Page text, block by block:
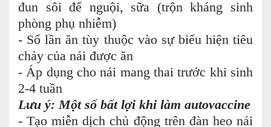
đun sôi để nguội, sữa (trộn kháng sinh
phòng phụ nhiễm)
- Số lần ăn tùy thuộc vào sự biểu hiện tiêu
chảy của nái được ăn
- Áp dụng cho nái mang thai trước khi sinh
2-4 tuần
Lưu ý: Một số bất lợi khi làm autovaccine
- Tạo miễn dịch chủ động trên đàn heo nái